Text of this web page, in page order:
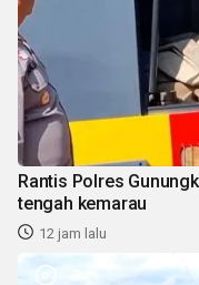
Rantis Polres
tengah kemarau
12 jam lalu